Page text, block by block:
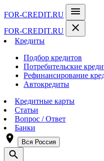
FOR-CREDIT.RU menu
FOR-CREDIT.RU close
Кредиты
Подбор кредитов
Потребительские
Рефинансирование
Автокредиты
Кредитные карты
Статьи
Вопрос / Ответ
Банки
room Вся Россия
search